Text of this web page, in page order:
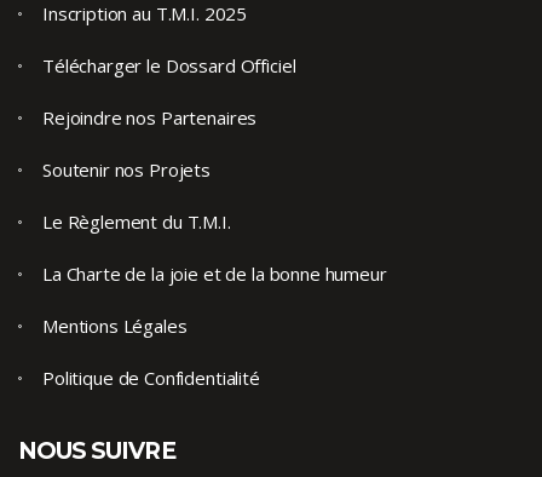
Inscription au T.M.I. 2025
Télécharger le Dossard Officiel
Rejoindre nos Partenaires
Soutenir nos Projets
Le Règlement du T.M.I.
La Charte de la joie et de la bonne humeur
Mentions Légales
Politique de Confidentialité
NOUS SUIVRE